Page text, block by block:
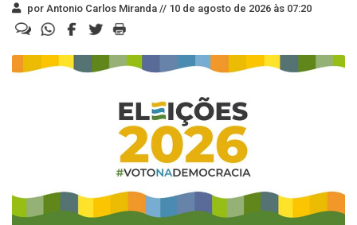
por Antonio Carlos Miranda // 10 de agosto de 2026 às 07:20